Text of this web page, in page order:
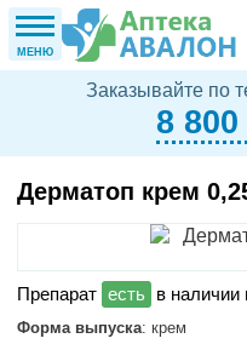
МЕНЮ
Заказывайте по
8 800
Дерматоп крем
в наличии
Форма выпуска: крем